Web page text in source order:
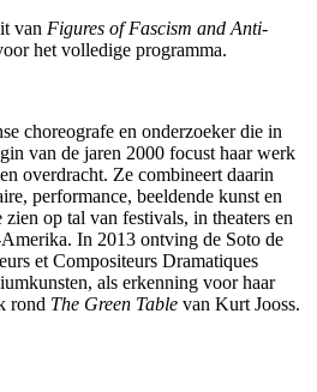
van Figures of Fascism and Anti-
het volledige programma.
choreografe en onderzoeker die in
van de jaren 2000 focust haar werk
overdracht. Ze combineert daarin
performance, beeldende kunst en
op tal van festivals, in theaters en
In 2013 ontving de Soto de
et Compositeurs Dramatiques
als erkenning voor haar
rond The Green Table van Kurt Jooss.